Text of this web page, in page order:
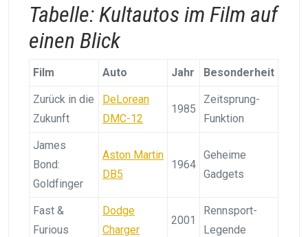
Tabelle: Kultautos im Film auf
einen Blick
Film Auto Jahr Besonderheit
Zurück in die
Zukunft
DeLorean
DMC-12
1985
Zeitsprung-
Funktion
James
Bond:
Goldfinger
Aston Martin
DB5
1964
Geheime
Gadgets
Fast &
Furious
Dodge
Charger
2001
Rennsport-
Legende